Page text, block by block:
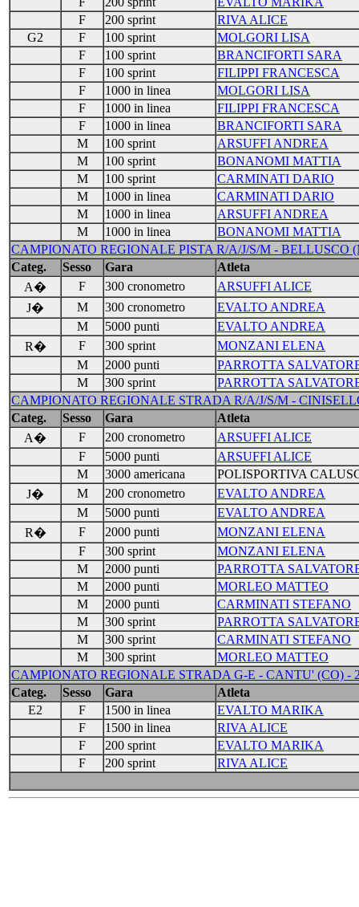
F
200 sprint
RIVA ALICE
G2
F 100 sprint
MOLGORI LISA
F
100 sprint
BRANCIFORTI SARA
F
100 sprint
FILIPPI FRANCESCA
F
1000 in linea
MOLGORI LISA
F
1000 in linea
FILIPPI FRANCESCA
F
1000 in linea
BRANCIFORTI SARA
M
100 sprint
ARSUFFI ANDREA
M
100 sprint
BONANOMI MATTIA
M
100 sprint
CARMINATI DARIO
M
1000 in linea
CARMINATI DARIO
M
1000 in linea
ARSUFFI ANDREA
M
1000 in linea
BONANOMI MATTIA
CAMPIONATO REGIONALE PISTA R/A/J/S/M - BELLUSCO
Categ.
Sesso Gara
Atleta
A�
F 300 cronometro
ARSUFFI ALICE
J�
M 300 cronometro
EVALTO ANDREA
M
5000 punti
EVALTO ANDREA
R�
F 300 sprint
MONZANI ELENA
M
2000 punti
PARROTTA
M
300 sprint
PARROTTA
CAMPIONATO REGIONALE STRADA R/A/J/S/M -
Categ.
Sesso Gara
Atleta
A�
F 200 cronometro
ARSUFFI ALICE
F
5000 punti
ARSUFFI ALICE
M
3000 americana
POLISPORTIVA
J�
M 200 cronometro
EVALTO ANDREA
M
5000 punti
EVALTO ANDREA
R�
F 2000 punti
MONZANI ELENA
F
300 sprint
MONZANI ELENA
M
2000 punti
PARROTTA
M
2000 punti
MORLEO MATTEO
M
2000 punti
CARMINATI STEFANO
M
300 sprint
PARROTTA
M
300 sprint
CARMINATI STEFANO
M
300 sprint
MORLEO MATTEO
CAMPIONATO REGIONALE STRADA G-E - CANTU' (CO) -
Categ.
Sesso Gara
Atleta
E2
F 1500 in linea
EVALTO MARIKA
F
1500 in linea
RIVA ALICE
F
200 sprint
EVALTO MARIKA
F
200 sprint RIVA ALICE